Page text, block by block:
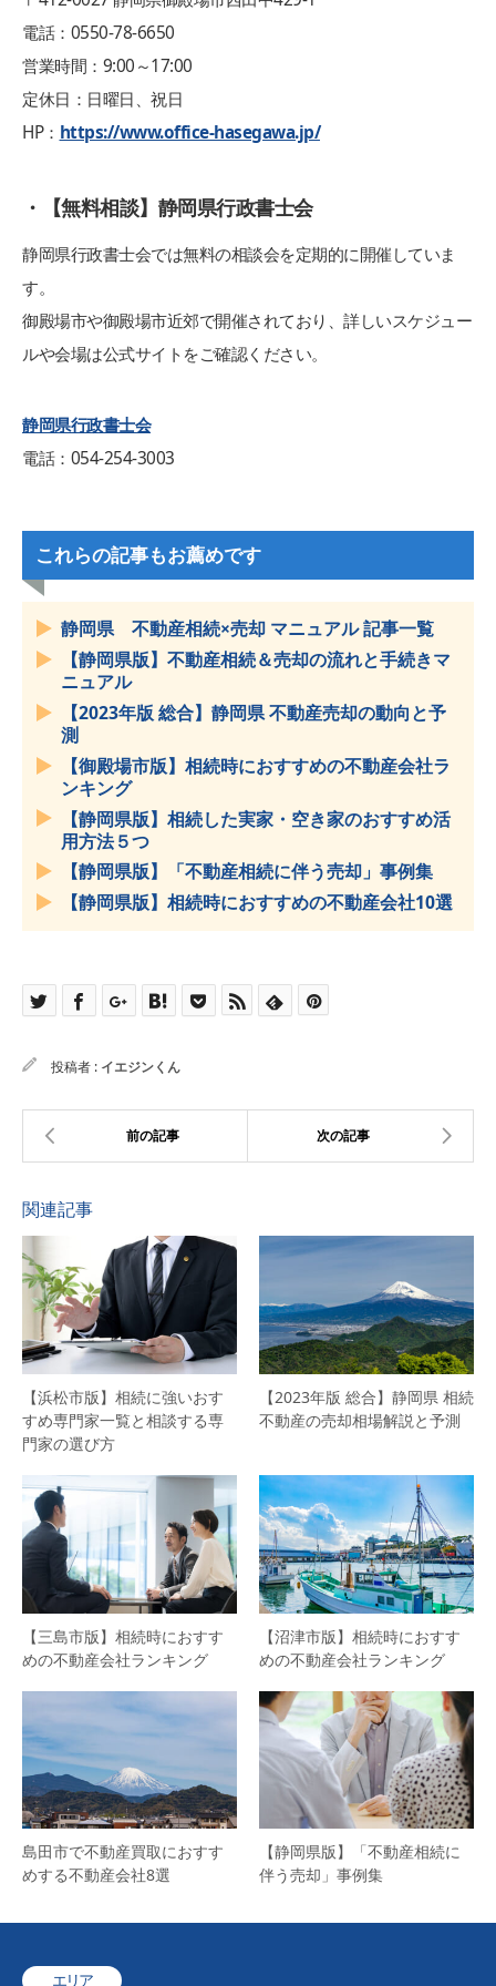
電話：0550-78-6650
営業時間：9:00～17:00
定休日：日曜日、祝日
HP： https://www.office-hasegawa.jp/
・【無料相談】静岡県行政書士会
静岡県行政書士会では無料の相談会を定期的に開催していま
す。
御殿場市や御殿場市近郊で開催されており、詳しいスケジュー
ルや会場は公式サイトをご確認ください。
静岡県行政書士会
電話：054-254-3003
これらの記事もお薦めです
静岡県 不動産相続×売却 マニュアル 記事一覧
【静岡県版】不動産相続＆売却の流れと手続きマ
ニュアル
【2023年版 総合】静岡県 不動産売却の動向と予
測
【御殿場市版】相続時におすすめの不動産会社ラ
ンキング
【静岡県版】相続した実家・空き家のおすすめ活
用方法５つ
【静岡県版】「不動産相続に伴う売却」事例集
【静岡県版】相続時におすすめの不動産会社10選
投稿者 : イエジンくん
関連記事
【浜松市版】相続に強いおす
すめ専門家一覧と相談する専
門家の選び方
【2023年版 総合】静岡県 相続
不動産の売却相場解説と予測
【三島市版】相続時におすす
めの不動産会社ランキング
【沼津市版】相続時におすす
めの不動産会社ランキング
島田市で不動産買取におすす
めする不動産会社8選
【静岡県版】「不動産相続に
伴う売却」事例集
エリア